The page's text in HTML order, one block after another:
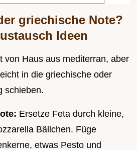
griechische Note?
Ideen
von Haus aus mediterran, aber
in die griechische oder
schieben.
Ersetze Feta durch kleine,
Bällchen. Füge
etwas Pesto und